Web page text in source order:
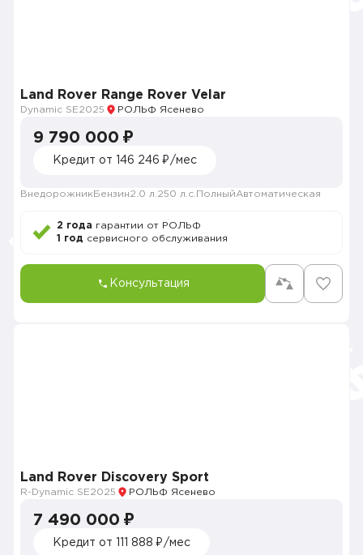
Land Rover Range Rover Velar
Dynamic SE2025 РОЛЬФ Ясенево
9 790 000 ₽
Кредит от 146 246 ₽/мес
Внедорожник Бензин2.0 л. 250 л.с. ПолныйАвтоматическая
2 года гарантии от РОЛЬФ
1 год сервисного обслуживания
Консультация
Land Rover Discovery Sport
R-Dynamic SE2025 РОЛЬФ Ясенево
7 490 000 ₽
Кредит от 111 888 ₽/мес